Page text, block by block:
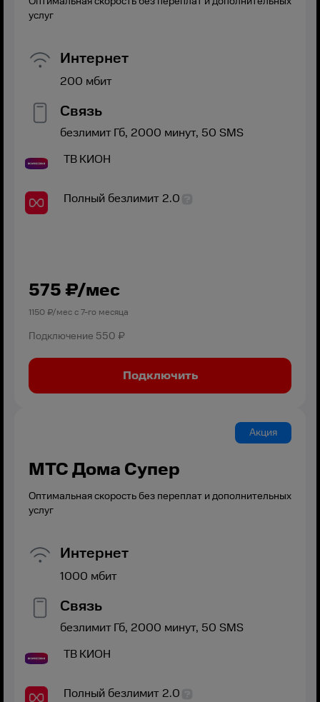
услуг
Интернет
200 мбит
Связь
безлимитГб, 2000 минут, 50 SMS
ТВКИОН
Полный безлимит 2.0
575 ₽/мес
1150₽/мес с7-го месяца
Подключение 550 ₽
Подключить
Акция
МТС Дома Супер
Оптимальная скорость без переплат и дополнительных
услуг
Интернет
1000 мбит
Связь
безлимитГб, 2000 минут, 50 SMS
ТВКИОН
Полный безлимит 2.0